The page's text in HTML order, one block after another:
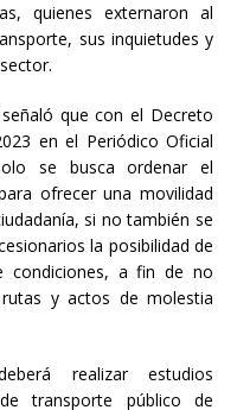
quienes externaron al
sus inquietudes y
que con el Decreto
en el Periódico Oficial
se busca ordenar el
ofrecer una movilidad
si no también se
la posibilidad de
condiciones, a fin de no
y actos de molestia
realizar estudios
transporte público de